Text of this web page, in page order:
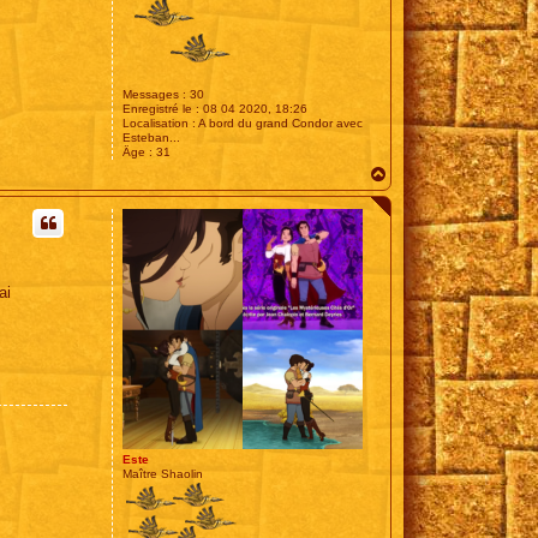
Messages : 30
Enregistré le : 08 04 2020, 18:26
Localisation : A bord du grand Condor avec
Esteban...
Âge : 31
a
u
Este
Maître Shaolin